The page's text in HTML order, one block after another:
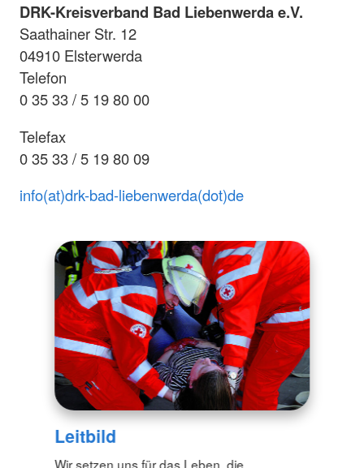
DRK-Kreisverband Bad Liebenwerda e.V.
Saathainer Str. 12
04910 Elsterwerda
Telefon
0 35 33 / 5 19 80 00
Telefax
0 35 33 / 5 19 80 09
info(at)drk-bad-liebenwerda(dot)de
Leitbild
Wir setzen uns für das Leben, die